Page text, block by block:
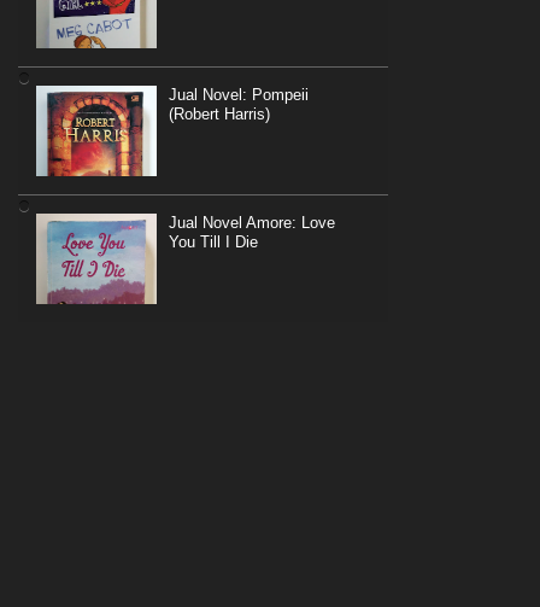
Jual Novel: Pompeii
(Robert Harris)
Jual Novel Amore: Love
You Till I Die